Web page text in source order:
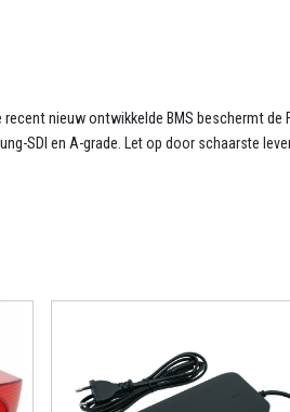
nieuw ontwikkelde BMS beschermt
SDI en A-grade.
Let op door schaarste